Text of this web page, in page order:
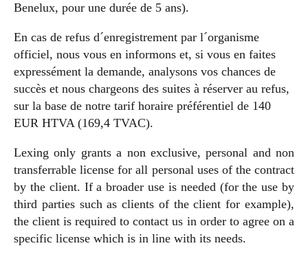
Benelux, pour une durée de 5 ans).
En cas de refus d´enregistrement par l´organisme
officiel, nous vous en informons et, si vous en faites
expressément la demande, analysons vos chances de
succès et nous chargeons des suites à réserver au refus,
sur la base de notre tarif horaire préférentiel de 140
EUR HTVA (169,4 TVAC).
Lexing only grants a non exclusive, personal and non
transferrable license for all personal uses of the contract
by the client. If a broader use is needed (for the use by
third parties such as clients of the client for example),
the client is required to contact us in order to agree on a
specific license which is in line with its needs.